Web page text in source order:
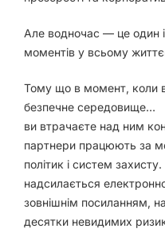
Але водночас — це один
моментів у всьому
Тому що в момент, коли
безпечне середовище…
ви втрачаєте над ним
партнери працюють за
політик і систем
надсилається
зовнішнім посиланням,
десятки невидимих